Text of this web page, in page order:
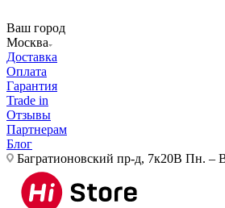
Ваш город
Москва
Доставка
Оплата
Гарантия
Trade in
Отзывы
Партнерам
Блог
Багратионовский пр-д, 7к20В Пн. –